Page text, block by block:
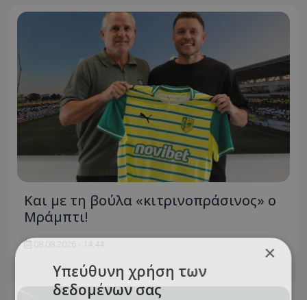
Και με τη βούλα «κιτρινοπράσινος» ο
Μράμπτι!
×
Υπεύθυνη χρήση των
δεδομένων σας